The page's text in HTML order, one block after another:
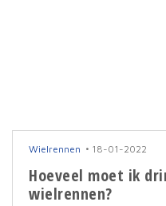
Wielrennen 18-01-2022
Hoeveel moet ik
wielrennen?